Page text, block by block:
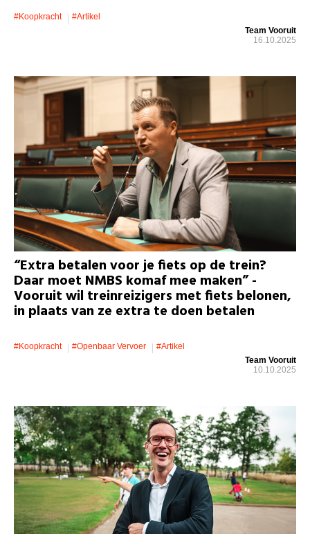
#koopkracht
#artikel
Team Vooruit
16.10.2025
“Extra betalen voor je fiets op de trein?
Daar moet NMBS komaf mee maken” -
Vooruit wil treinreizigers met fiets belonen,
in plaats van ze extra te doen betalen
#koopkracht #openbaar Vervoer
#artikel
Team Vooruit
10.10.2025